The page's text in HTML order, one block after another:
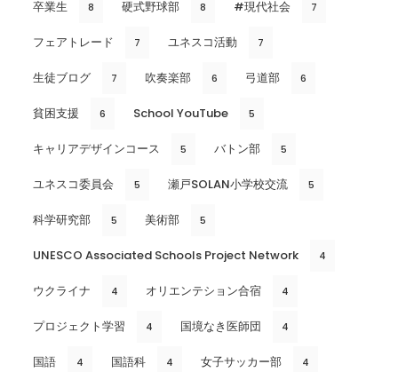
卒業生 8 硬式野球部 8 #現代社会 7
フェアトレード 7 ユネスコ活動 7
生徒ブログ 7 吹奏楽部 6 弓道部 6
貧困支援 6 School YouTube 5
キャリアデザインコース 5 バトン部 5
ユネスコ委員会 5 瀬戸SOLAN小学校交流 5
科学研究部 5 美術部 5
UNESCO Associated Schools Project Network 4
ウクライナ 4 オリエンテション合宿 4
プロジェクト学習 4 国境なき医師団 4
国語 4 国語科 4 女子サッカー部 4